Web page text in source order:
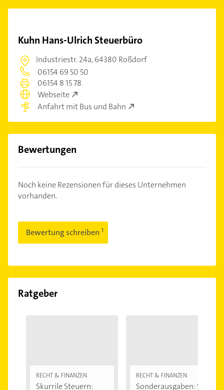
Kuhn Hans-Ulrich Steuerbüro
Industriestr. 24a,64380 Roßdorf
06154 69 50 50
06154 8 15 78
Webseite
Anfahrt mit Bus und Bahn
Bewertungen
Noch keine Rezensionen für dieses Unternehmen
vorhanden.
Bewertung schreiben
Ratgeber
RECHT & FINANZEN
Skurrile Steuern:
RECHT & FINANZEN
Sonderausgaben: So